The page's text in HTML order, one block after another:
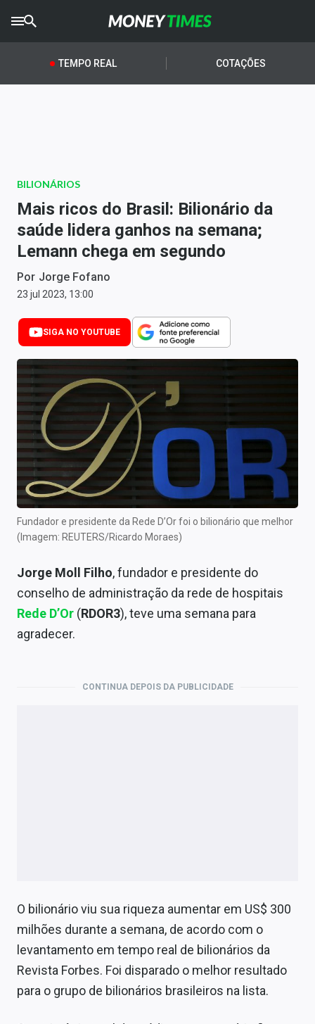
CRYPTOTIMES
AGROTIMES
Newsletters
Money Trader
Anuncie
Últimas Notícias
Newsletters
Cotações
Comprar ou vender?
Carteiras Recomendadas
Central de Dividendos
Central de Fundos Imobiliários
Central dos IPOs
Renda Fixa
Finanças Pessoais
Economia
Conteúdo de Marca
Sobre
Expediente
TEMPO REAL COTAÇÕES
BILIONÁRIOS
Mais ricos do Brasil: Bilionário da
saúde lidera ganhos na semana;
Lemann chega em segundo
Por Jorge Fofano
23 jul 2023, 13:00
SIGA NO YOUTUBE
Fundador e presidente da Rede D’Or foi o bilionário que melhor
(Imagem: REUTERS/Ricardo Moraes)
Jorge Moll Filho, fundador e presidente do
conselho de administração da rede de hospitais
Rede D’Or (RDOR3), teve uma semana para
agradecer.
CONTINUA DEPOIS DA PUBLICIDADE
O bilionário viu sua riqueza aumentar em US$ 300
milhões durante a semana, de acordo com o
levantamento em tempo real de bilionários da
Revista Forbes. Foi disparado o melhor resultado
para o grupo de bilionários brasileiros na lista.